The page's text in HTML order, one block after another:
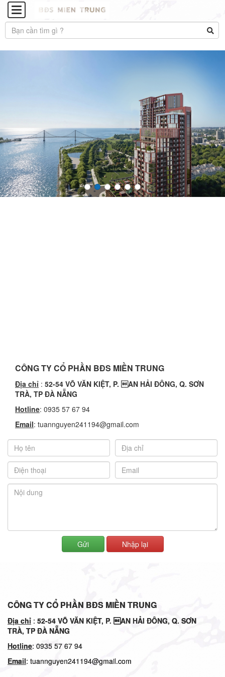
CÔNG TY CỔ PHẦN BĐS MIỀN TRUNG
Địa chỉ : 52-54 VÕ VĂN KIỆT, P. AN HẢI ĐÔNG, Q. SƠN
TRÀ, TP ĐÀ NẴNG
Hotline: 0935 57 67 94
Email: tuannguyen241194@gmail.com
Gửi Nhập lại
CÔNG TY CỔ PHẦN BĐS MIỀN TRUNG
Địa chỉ : 52-54 VÕ VĂN KIỆT, P. AN HẢI ĐÔNG, Q. SƠN
TRÀ, TP ĐÀ NẴNG
Hotline: 0935 57 67 94
Email: tuannguyen241194@gmail.com